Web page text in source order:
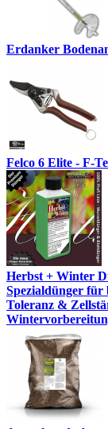
Erdanker
Felco 6 Elite - F-
Herbst + Winter
Spezialdünger für
Toleranz &